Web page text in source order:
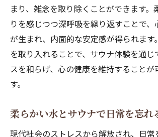
まり、雑念を取り除くことができます。
りを感じつつ深呼吸を繰り返すことで、
が生まれ、内面的な安定感が得られます
を取り入れることで、サウナ体験を通じ
スを和らげ、心の健康を維持することが
す。
柔らかい水とサウナで日常を忘れ
現代社会のストレスから解放され、日常